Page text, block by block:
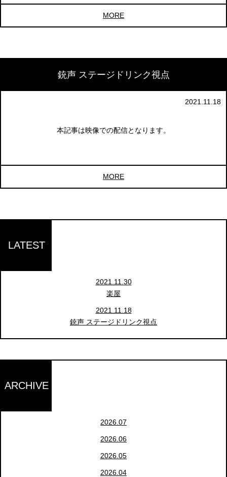
MORE
銃声 ステージドリンク視点
2021.11.18
本記事は映像での配信となります。
MORE
LATEST
2021.11.30
楽屋
2021.11.18
銃声 ステージドリンク視点
ARCHIVE
2026.07
2026.06
2026.05
2026.04